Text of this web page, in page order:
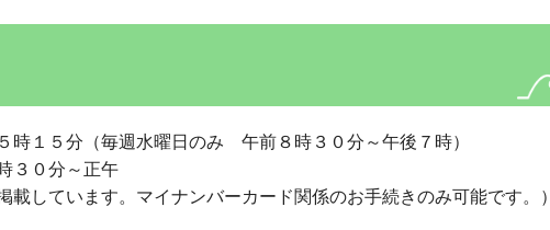
時１５分（毎週水曜日のみ 午前８時３０分～午後７時）
３０分～正午
しています。マイナンバーカード関係のお手続きのみ可能です。）